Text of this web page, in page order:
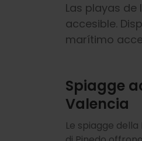
Las playas
accesible.
marítimo
Spiagge
Valencia
Le spiagge